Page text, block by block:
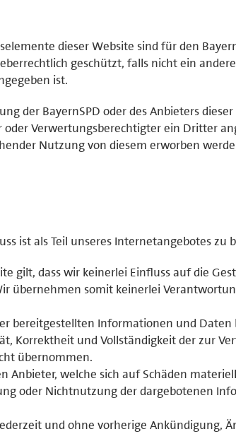
dieser Website sind für den
geschützt, falls nicht ein
ist.
der BayernSPD oder des Anbieters
Verwertungsberechtigter ein Dritter
Nutzung von diesem erworben
ist als Teil unseres Internetangebotes zu
gilt, dass wir keinerlei Einfluss auf die
übernehmen somit keinerlei
bereitgestellten Informationen und
Korrektheit und Vollständigkeit der zur
übernommen.
Anbieter, welche sich auf Schäden
oder Nichtnutzung der dargebotenen
und ohne vorherige Ankündigung,